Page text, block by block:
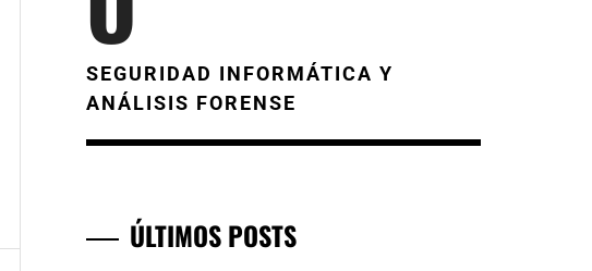
SEGURIDAD INFORMÁTICA Y
ANÁLISIS FORENSE
ÚLTIMOS POSTS